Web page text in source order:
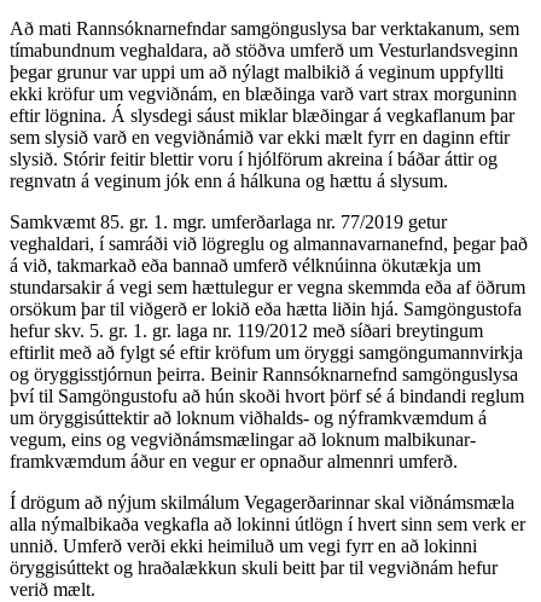
Að mati Rannsóknarnefndar samgönguslysa bar verktakanum, sem
tímabundnum veghaldara, að stöðva umferð um Vesturlandsveginn
þegar grunur var uppi um að nýlagt malbikið á veginum uppfyllti
ekki kröfur um vegviðnám, en blæðinga varð vart strax morguninn
eftir lögnina. Á slysdegi sáust miklar blæðingar á vegkaflanum þar
sem slysið varð en vegviðnámið var ekki mælt fyrr en daginn eftir
slysið. Stórir feitir blettir voru í hjólförum akreina í báðar áttir og
regnvatn á veginum jók enn á hálkuna og hættu á slysum.
Samkvæmt 85. gr. 1. mgr. umferðarlaga nr. 77/2019 getur
veghaldari, í samráði við lögreglu og almannavarnanefnd, þegar það
á við, takmarkað eða bannað umferð vélknúinna ökutækja um
stundarsakir á vegi sem hættulegur er vegna skemmda eða af öðrum
orsökum þar til viðgerð er lokið eða hætta liðin hjá. Samgöngustofa
hefur skv. 5. gr. 1. gr. laga nr. 119/2012 með síðari breytingum
eftirlit með að fylgt sé eftir kröfum um öryggi samgöngumannvirkja
og öryggisstjórnun þeirra. Beinir Rannsóknarnefnd samgönguslysa
því til Samgöngustofu að hún skoði hvort þörf sé á bindandi reglum
um öryggisúttektir að loknum viðhalds- og nýframkvæmdum á
vegum, eins og vegviðnámsmælingar að loknum malbikunar­
framkvæmdum áður en vegur er opnaður almennri umferð.
Í drögum að nýjum skilmálum Vegagerðarinnar skal viðnámsmæla
alla nýmalbikaða vegkafla að lokinni útlögn í hvert sinn sem verk er
unnið. Umferð verði ekki heimiluð um vegi fyrr en að lokinni
öryggisúttekt og hraðalækkun skuli beitt þar til vegviðnám hefur
verið mælt.